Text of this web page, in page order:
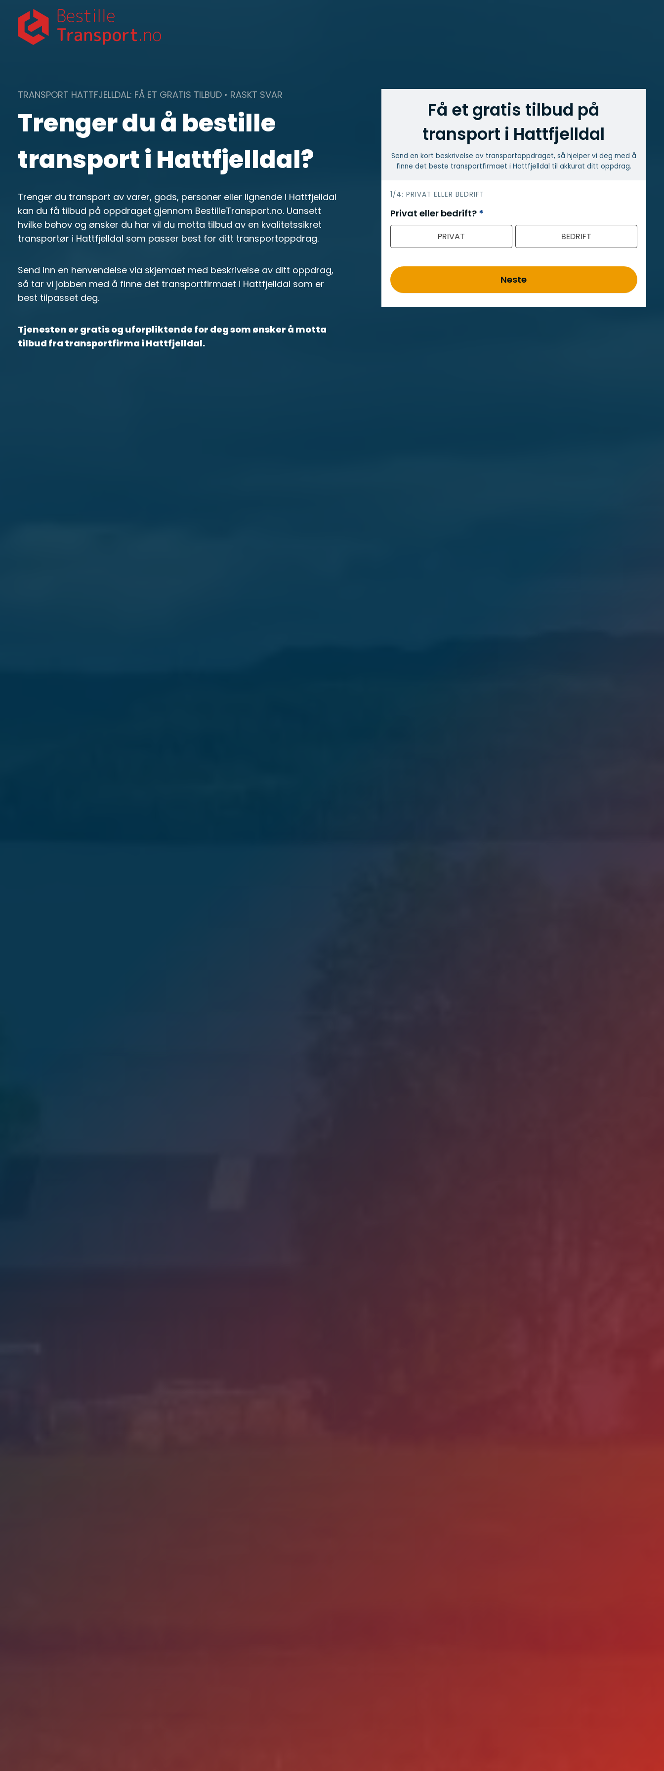
content
TRANSPORT HATTFJELLDAL: FÅ ET GRATIS TILBUD • RASKT SVAR
Trenger du å bestille
transport i Hattfjelldal?
Trenger du transport av varer, gods, personer eller lignende i Hattfjelldal
kan du få tilbud på oppdraget gjennom BestilleTransport.no. Uansett
hvilke behov og ønsker du har vil du motta tilbud av en kvalitetssikret
transportør i Hattfjelldal som passer best for ditt transportoppdrag.
Send inn en henvendelse via skjemaet med beskrivelse av ditt oppdrag,
så tar vi jobben med å finne det transportfirmaet i Hattfjelldal som er
best tilpasset deg.
Tjenesten er gratis og uforpliktende for deg som ønsker å motta
tilbud fra transportfirma i Hattfjelldal.
Få et gratis tilbud på
transport i Hattfjelldal
Send en kort beskrivelse av transport­oppdraget, så hjelper vi deg med å
finne det beste transport­firmaet i Hattfjelldal til akkurat ditt oppdrag.
h
e
r
1/4: PRIVAT ELLER BEDRIFT
Privat eller bedrift? *
PRIVAT BEDRIFT
Neste